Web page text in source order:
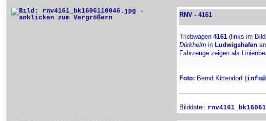
RNV - 4161
Triebwagen 4161 (links im
Dürkheim in Ludwigshafen
Fahrzeuge zeigen als
Foto: Bernd Kittendorf (
Bilddatei: